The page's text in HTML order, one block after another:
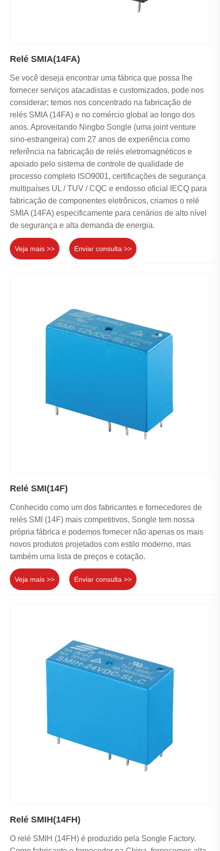
Relé SMIA(14FA)
Se você deseja encontrar uma fábrica que possa lhe
fornecer serviços atacadistas e customizados, pode nos
considerar; temos nos concentrado na fabricação de
relés SMIA (14FA) e no comércio global ao longo dos
anos. Aproveitando Ningbo Songle (uma joint venture
sino-estrangeira) com 27 anos de experiência como
referência na fabricação de relés eletromagnéticos e
apoiado pelo sistema de controle de qualidade de
processo completo ISO9001, certificações de segurança
multipaíses UL / TUV / CQC e endosso oficial IECQ para
fabricação de componentes eletrônicos, criamos o relé
SMIA (14FA) especificamente para cenários de alto nível
de segurança e alta demanda de energia.
Veja mais >> Enviar consulta >>
Relé SMI(14F)
Conhecido como um dos fabricantes e fornecedores de
relés SMI (14F) mais competitivos, Songle tem nossa
própria fábrica e podemos fornecer não apenas os mais
novos produtos projetados com estilo moderno, mas
também uma lista de preços e cotação.
Veja mais >> Enviar consulta >>
Relé SMIH(14FH)
O relé SMIH (14FH) é produzido pela Songle Factory.